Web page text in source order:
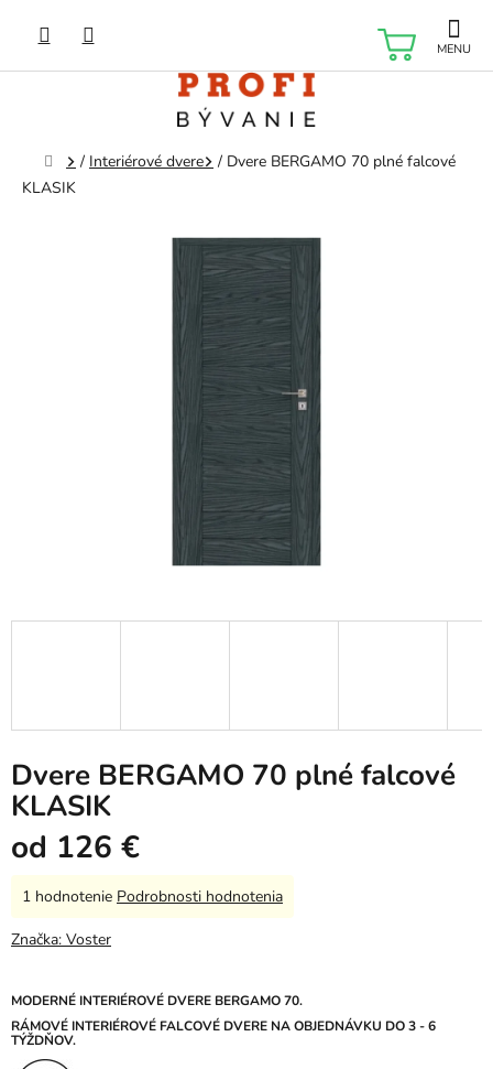
obsah
Domov
/ Interiérové dvere / Dvere BERGAMO 70 plné falcové
KLASIK
Dvere BERGAMO 70 plné falcové
KLASIK
od 126 €
MODERNÉ INTERIÉROVÉ DVERE BERGAMO 70.
RÁMOVÉ INTERIÉROVÉ FALCOVÉ DVERE NA OBJEDNÁVKU DO 3 - 6
TÝŽDŇOV.
Priemerné
produktu
z
5
hviezdičiek.
1 hodnotenie Podrobnosti hodnotenia
Značka: Voster